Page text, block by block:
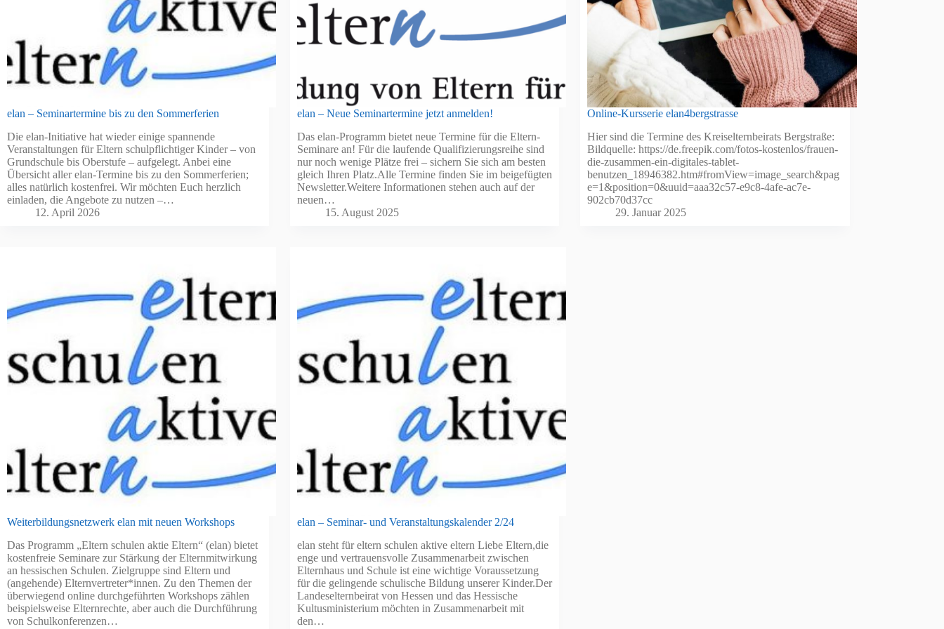
elan – Seminartermine bis zu den Sommerferien
Die elan-Initiative hat wieder einige spannende
Veranstaltungen für Eltern schulpflichtiger Kinder – von
Grundschule bis Oberstufe – aufgelegt. Anbei eine
Übersicht aller elan-Termine bis zu den Sommerferien;
alles natürlich kostenfrei. Wir möchten Euch herzlich
einladen, die Angebote zu nutzen –…
12. April 2026
elan – Neue Seminartermine jetzt anmelden!
Das elan-Programm bietet neue Termine für die Eltern-
Seminare an! Für die laufende Qualifizierungsreihe sind
nur noch wenige Plätze frei – sichern Sie sich am besten
gleich Ihren Platz.Alle Termine finden Sie im beigefügten
Newsletter.Weitere Informationen stehen auch auf der
neuen…
15. August 2025
Online-Kursserie elan4bergstrasse
Hier sind die Termine des Kreiselternbeirats Bergstraße:
Bildquelle: https://de.freepik.com/fotos-kostenlos/frauen-
die-zusammen-ein-digitales-tablet-
benutzen_18946382.htm#fromView=image_search&pag
e=1&position=0&uuid=aaa32c57-e9c8-4afe-ac7e-
902cb70d37cc
29. Januar 2025
Weiterbildungsnetzwerk elan mit neuen Workshops
Das Programm „Eltern schulen aktie Eltern“ (elan) bietet
kostenfreie Seminare zur Stärkung der Elternmitwirkung
an hessischen Schulen. Zielgruppe sind Eltern und
(angehende) Elternvertreter*innen. Zu den Themen der
überwiegend online durchgeführten Workshops zählen
beispielsweise Elternrechte, aber auch die Durchführung
von Schulkonferenzen…
elan – Seminar- und Veranstaltungskalender 2/24
elan steht für eltern schulen aktive eltern Liebe Eltern,die
enge und vertrauensvolle Zusammenarbeit zwischen
Elternhaus und Schule ist eine wichtige Voraussetzung
für die gelingende schulische Bildung unserer Kinder.Der
Landeselternbeirat von Hessen und das Hessische
Kultusministerium möchten in Zusammenarbeit mit
den…